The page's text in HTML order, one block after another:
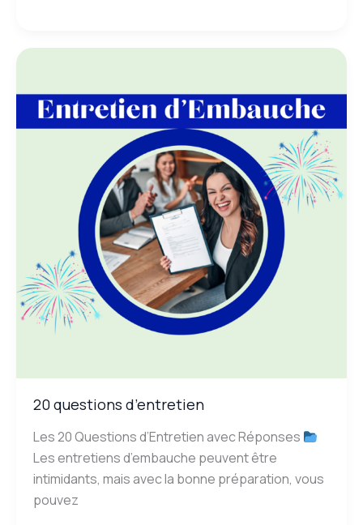
20 questions d’entretien
Les 20 Questions d’Entretien avec Réponses
Les entretiens d’embauche peuvent être
intimidants, mais avec la bonne préparation, vous
pouvez
d’entretien